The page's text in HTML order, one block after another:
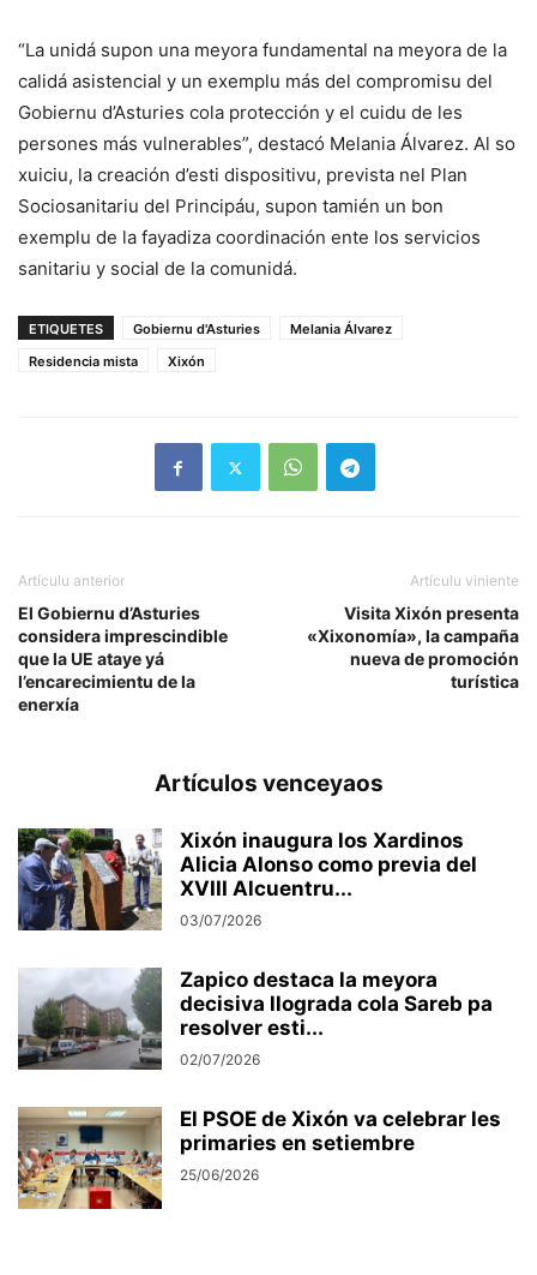
“La unidá supon una meyora fundamental na meyora de la
calidá asistencial y un exemplu más del compromisu del
Gobiernu d’Asturies cola protección y el cuidu de les
persones más vulnerables”, destacó Melania Álvarez. Al so
xuiciu, la creación d’esti dispositivu, prevista nel Plan
Sociosanitariu del Principáu, supon tamién un bon
exemplu de la fayadiza coordinación ente los servicios
sanitariu y social de la comunidá.
ETIQUETES Gobiernu d'Asturies
Melania Álvarez
Residencia mista
Xixón
Artículu anterior
El Gobiernu d’Asturies
considera imprescindible
que la UE ataye yá
l’encarecimientu de la
enerxía
Artículu viniente
Visita Xixón presenta
«Xixonomía», la campaña
nueva de promoción
turística
Artículos venceyaos
Xixón inaugura los Xardinos
Alicia Alonso como previa del
XVIII Alcuentru...
03/07/2026
Zapico destaca la meyora
decisiva llograda cola Sareb pa
resolver esti...
02/07/2026
El PSOE de Xixón va celebrar les
primaries en setiembre
25/06/2026